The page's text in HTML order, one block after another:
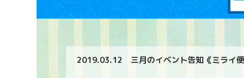
2019.03.12 三月のイベント告知《ミライ